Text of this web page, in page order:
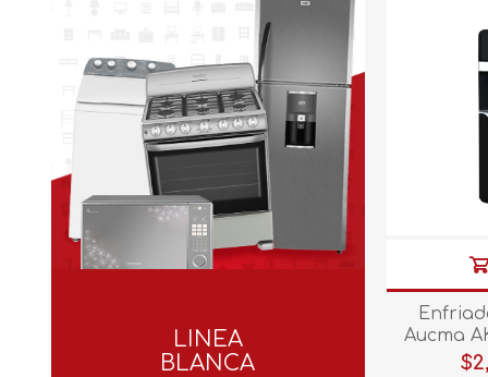
LINEA
BLANCA
Aucma